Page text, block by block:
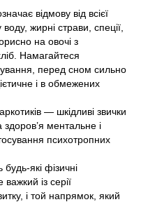
відмову від всієї
жирні страви, спеції,
на овочі з
Намагайтеся
перед сном сильно
і в обмежених
— шкідливі звички
ментальне і
психотропних
які фізичні
із серії
і той напрямок, який